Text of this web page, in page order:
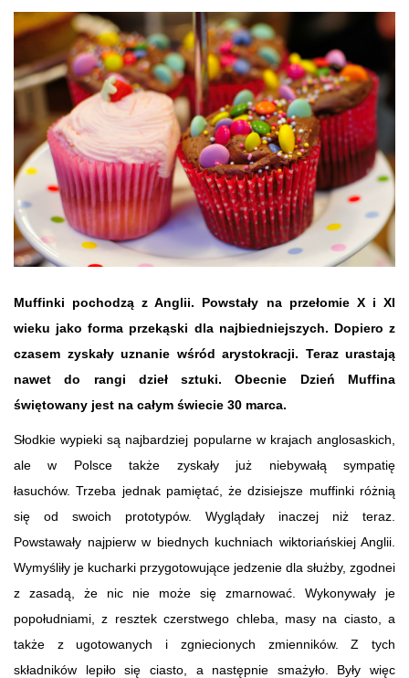
Muffinki pochodzą z Anglii. Powstały na przełomie X i XI
wieku jako forma przekąski dla najbiedniejszych. Dopiero z
czasem zyskały uznanie wśród arystokracji. Teraz urastają
nawet do rangi dzieł sztuki. Obecnie Dzień Muffina
świętowany jest na całym świecie 30 marca.
Słodkie wypieki są najbardziej popularne w krajach anglosaskich,
ale w Polsce także zyskały już niebywałą sympatię
łasuchów. Trzeba jednak pamiętać, że dzisiejsze muffinki różnią
się od swoich prototypów. Wyglądały inaczej niż teraz.
Powstawały najpierw w biednych kuchniach wiktoriańskiej Anglii.
Wymyśliły je kucharki przygotowujące jedzenie dla służby, zgodnei
z zasadą, że nic nie może się zmarnować. Wykonywały je
popołudniami, z resztek czerstwego chleba, masy na ciasto, a
także z ugotowanych i zgniecionych zmienników. Z tych
składników lepiło się ciasto, a następnie smażyło. Były więc